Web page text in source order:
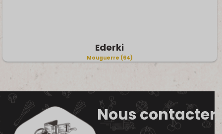
Ederki
Mouguerre (64)
Nous contacter